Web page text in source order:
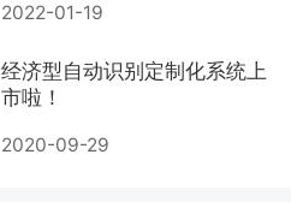
2022-01-19
经济型自动识别定制化系统上
市啦！
2020-09-29